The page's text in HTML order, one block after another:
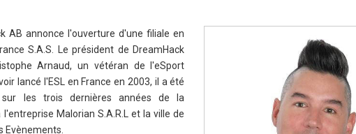
AB annonce l'ouverture d'une filiale en
S.A.S. Le président de DreamHack
Arnaud, un vétéran de l'eSport
lancé l'ESL en France en 2003, il a été
les trois dernières années de la
l'entreprise Malorian S.A.R.L et la ville de
Evènements.